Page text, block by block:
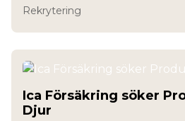
Rekrytering
Ica Försäkring söker
Djur